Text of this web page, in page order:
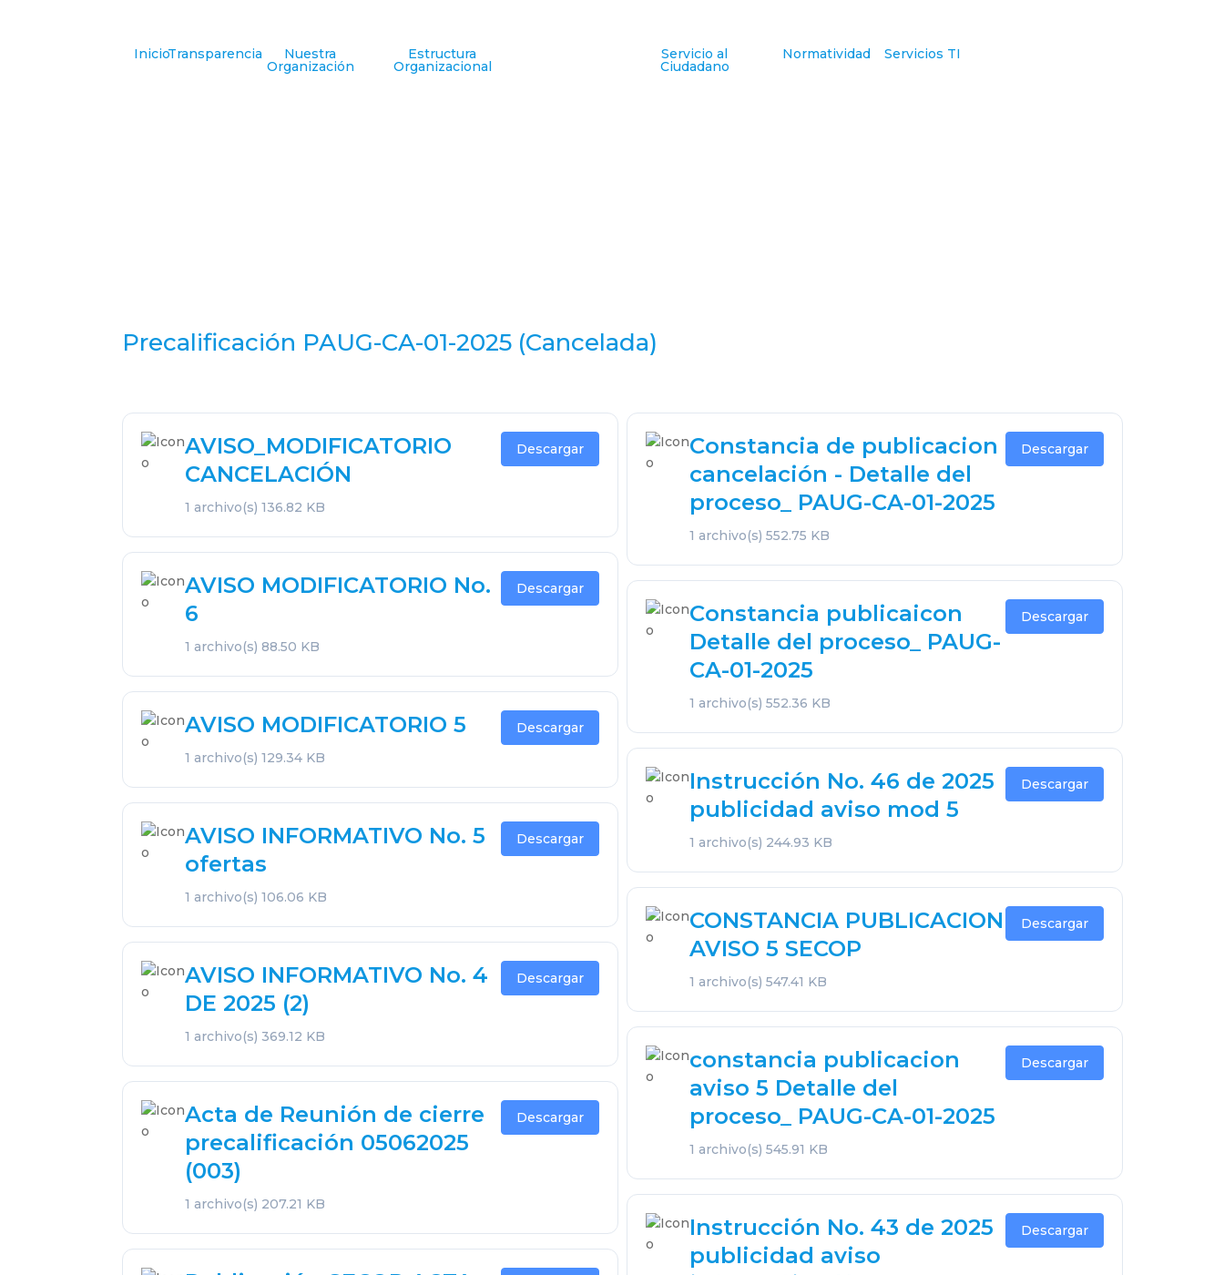
InicioTransparencia Nuestra
Organización
Estructura
Organizacional
Servicio al
Ciudadano
Normatividad Servicios TI
Precalificación PAUG-CA-01-2025 (Cancelada)
AVISO_MODIFICATORIO
CANCELACIÓN
1 archivo(s)136.82 KB
Descargar
AVISO MODIFICATORIO No.
6
1 archivo(s)88.50 KB
Descargar
AVISO MODIFICATORIO 5
1 archivo(s)129.34 KB
Descargar
AVISO INFORMATIVO No. 5
ofertas
1 archivo(s)106.06 KB
Descargar
AVISO INFORMATIVO No. 4
DE 2025 (2)
1 archivo(s)369.12 KB
Descargar
Acta de Reunión de cierre
precalificación 05062025
(003)
1 archivo(s) 207.21 KB
Descargar
Constancia de publicacion
cancelación - Detalle del
proceso_ PAUG-CA-01-2025
1 archivo(s)552.75 KB
Descargar
Constancia publicaicon
Detalle del proceso_ PAUG-
CA-01-2025
1 archivo(s)552.36 KB
Descargar
Instrucción No. 46 de 2025
publicidad aviso mod 5
1 archivo(s) 244.93 KB
Descargar
CONSTANCIA PUBLICACION
AVISO 5 SECOP
1 archivo(s)547.41 KB
Descargar
constancia publicacion
aviso 5 Detalle del
proceso_ PAUG-CA-01-2025
1 archivo(s)545.91 KB
Descargar
Instrucción No. 43 de 2025
publicidad aviso
Descargar